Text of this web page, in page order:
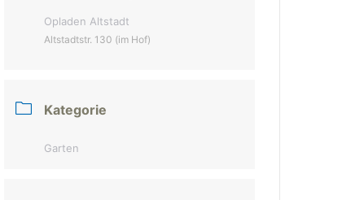
Opladen Altstadt
Altstadtstr. 130 (im Hof)
Kategorie
Garten